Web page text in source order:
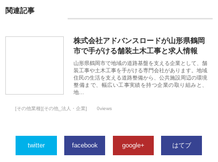
関連記事
株式会社アドバンスロードが山形県鶴岡
市で手がける舗装土木工事と求人情報
山形県鶴岡市で地域の道路基盤を支える企業として、舗
装工事や土木工事を手がける専門会社があります。地域
住民の生活を支える道路整備から、公共施設周辺の環境
整備まで、幅広い工事実績を持つ企業の取り組みと、
地…
[その他業種][その他_法人・企業] 0views
twitter facebook google+ はてブ